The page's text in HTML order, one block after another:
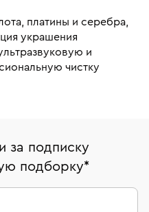
платины и серебра,
украшения
и
чистку
за подписку
подборку*